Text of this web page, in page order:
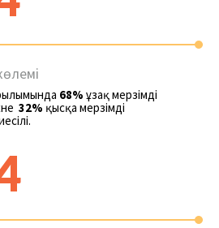
68% ұзақ мерзімді
32% қысқа мерзімді